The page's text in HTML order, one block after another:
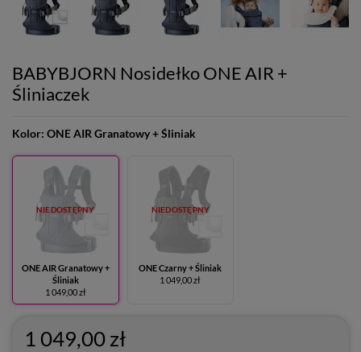
BABYBJORN Nosidełko ONE AIR +
Śliniaczek
Kolor: ONE AIR Granatowy + Śliniak
NIEDOSTĘPNY
ONE AIR Granatowy +
Śliniak
1 049,00 zł
NIEDOSTĘPNY
ONE Czarny + Śliniak
1 049,00 zł
1 049,00 zł